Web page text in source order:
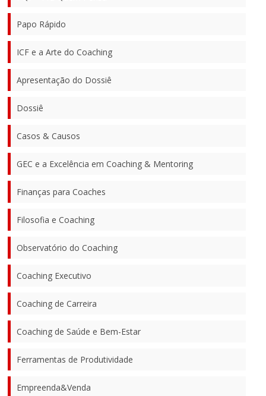
Papo Rápido
ICF e a Arte do Coaching
Apresentação do Dossiê
Dossiê
Casos & Causos
GEC e a Excelência em Coaching & Mentoring
Finanças para Coaches
Filosofia e Coaching
Observatório do Coaching
Coaching Executivo
Coaching de Carreira
Coaching de Saúde e Bem-Estar
Ferramentas de Produtividade
Empreenda&Venda